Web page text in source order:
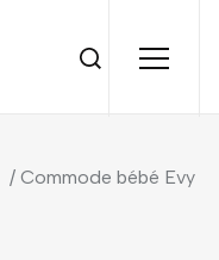
/ Commode bébé Evy